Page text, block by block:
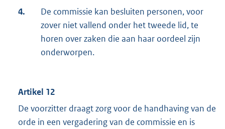
4.
De commissie kan besluiten personen, voor
zover niet vallend onder het tweede lid, te
horen over zaken die aan haar oordeel zijn
onderworpen.
Artikel 12
De voorzitter draagt zorg voor de handhaving van de
orde in een vergadering van de commissie en is